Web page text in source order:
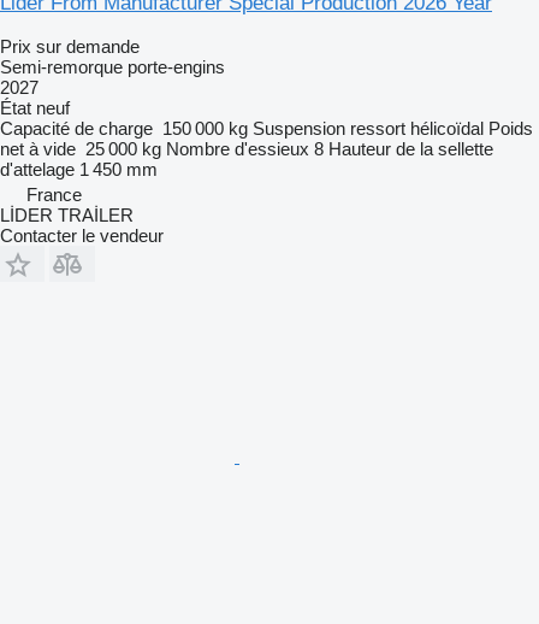
Prix sur demande
Semi-remorque porte-engins
2027
État neuf
Capacité de charge 150 000 kg Suspension ressort hélicoïdal Poids
net à vide 25 000 kg Nombre d'essieux 8 Hauteur de la sellette
d'attelage 1 450 mm
France
LİDER TRAİLER
Contacter le vendeur